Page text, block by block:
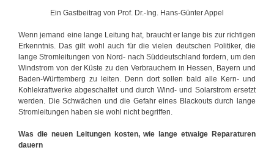
Ein Gastbeitrag von Prof. Dr.-Ing. Hans-Günter Appel
Wenn jemand eine lange Leitung hat, braucht er lange bis zur richtigen
Erkenntnis. Das gilt wohl auch für die vielen deutschen Politiker, die
lange Stromleitungen von Nord- nach Süddeutschland fordern, um den
Windstrom von der Küste zu den Verbrauchern in Hessen, Bayern und
Baden-Württemberg zu leiten. Denn dort sollen bald alle Kern- und
Kohlekraftwerke abgeschaltet und durch Wind- und Solarstrom ersetzt
werden. Die Schwächen und die Gefahr eines Blackouts durch lange
Stromleitungen haben sie wohl nicht begriffen.
Was die neuen Leitungen kosten, wie lange etwaige Reparaturen
dauern